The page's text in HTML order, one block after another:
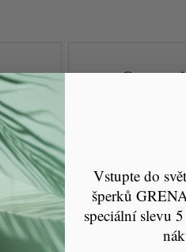
Vstupte do
šperků
speciální slevu